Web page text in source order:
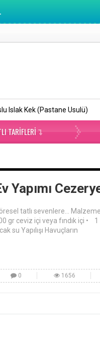
(Pastane Usulü)
TARIFLERI
Yapımı
tatlı sevenlere…
gr ceviz içi veya fındık içi •
su Yapılışı Havuçların
0 1656